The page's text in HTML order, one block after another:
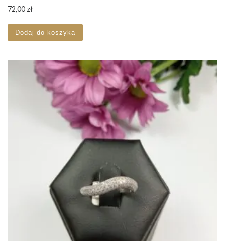
72,00 zł
Dodaj do koszyka